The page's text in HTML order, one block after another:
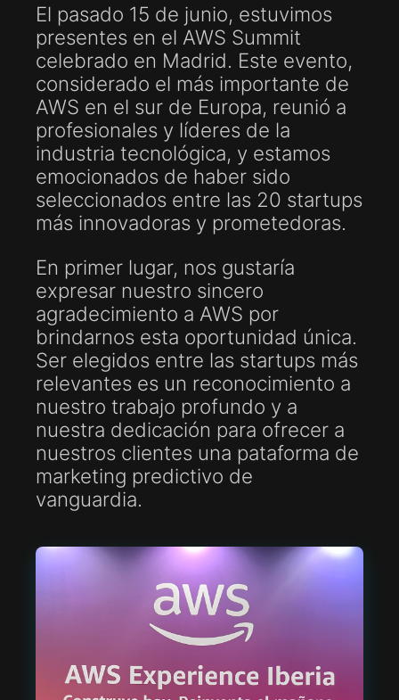
El pasado 15 de junio, estuvimos
presentes en el AWS Summit
celebrado en Madrid. Este evento,
considerado el más importante de
AWS en el sur de Europa, reunió a
profesionales y líderes de la
industria tecnológica, y estamos
emocionados de haber sido
seleccionados entre las 20 startups
más innovadoras y prometedoras.
En primer lugar, nos gustaría
expresar nuestro sincero
agradecimiento a AWS por
brindarnos esta oportunidad única.
Ser elegidos entre las startups más
relevantes es un reconocimiento a
nuestro trabajo profundo y a
nuestra dedicación para ofrecer a
nuestros clientes una pataforma de
marketing predictivo de
vanguardia.